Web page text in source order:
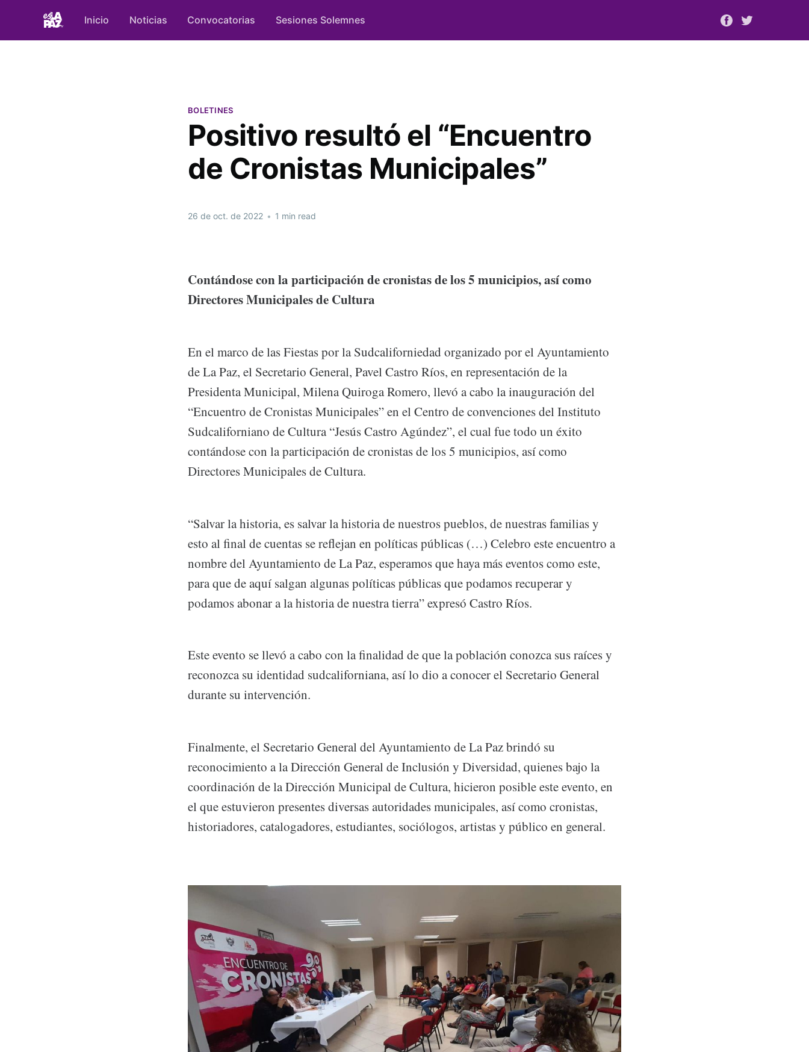
Inicio Noticias Convocatorias Sesiones Solemnes
BOLETINES
Positivo resultó el “Encuentro
de Cronistas Municipales”
26 de oct. de 2022 • 1 min read
Contándose con la participación de cronistas de los 5 municipios, así como
Directores Municipales de Cultura
En el marco de las Fiestas por la Sudcaliforniedad organizado por el Ayuntamiento
de La Paz, el Secretario General, Pavel Castro Ríos, en representación de la
Presidenta Municipal, Milena Quiroga Romero, llevó a cabo la inauguración del
“Encuentro de Cronistas Municipales” en el Centro de convenciones del Instituto
Sudcaliforniano de Cultura “Jesús Castro Agúndez”, el cual fue todo un éxito
contándose con la participación de cronistas de los 5 municipios, así como
Directores Municipales de Cultura.
“Salvar la historia, es salvar la historia de nuestros pueblos, de nuestras familias y
esto al final de cuentas se reflejan en políticas públicas (…) Celebro este encuentro a
nombre del Ayuntamiento de La Paz, esperamos que haya más eventos como este,
para que de aquí salgan algunas políticas públicas que podamos recuperar y
podamos abonar a la historia de nuestra tierra” expresó Castro Ríos.
Este evento se llevó a cabo con la finalidad de que la población conozca sus raíces y
reconozca su identidad sudcaliforniana, así lo dio a conocer el Secretario General
durante su intervención.
Finalmente, el Secretario General del Ayuntamiento de La Paz brindó su
reconocimiento a la Dirección General de Inclusión y Diversidad, quienes bajo la
coordinación de la Dirección Municipal de Cultura, hicieron posible este evento, en
el que estuvieron presentes diversas autoridades municipales, así como cronistas,
historiadores, catalogadores, estudiantes, sociólogos, artistas y público en general.